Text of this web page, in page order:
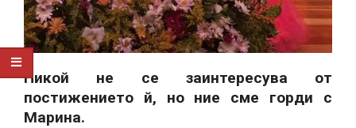
Никой не се заинтересува от
постижението й, но ние сме горди с
Марина.